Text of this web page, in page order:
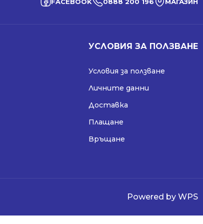
УСЛОВИЯ ЗА ПОЛЗВАНЕ
Условия за ползване
Личните данни
Доставка
Плащане
Връщане
Powered by WPS